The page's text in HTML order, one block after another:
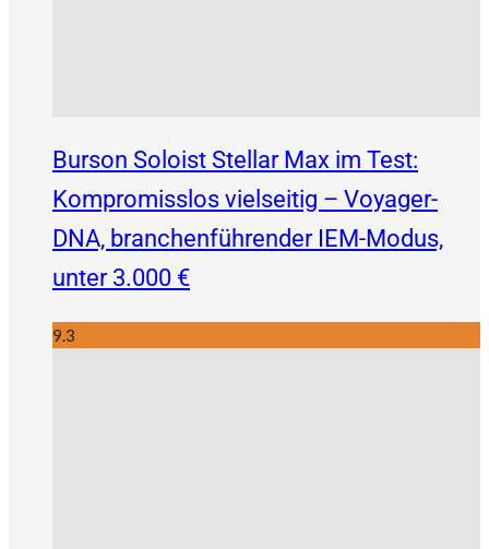
Burson Soloist Stellar Max im Test:
Kompromisslos vielseitig – Voyager-
DNA, branchenführender IEM-Modus,
unter 3.000 €
9.3